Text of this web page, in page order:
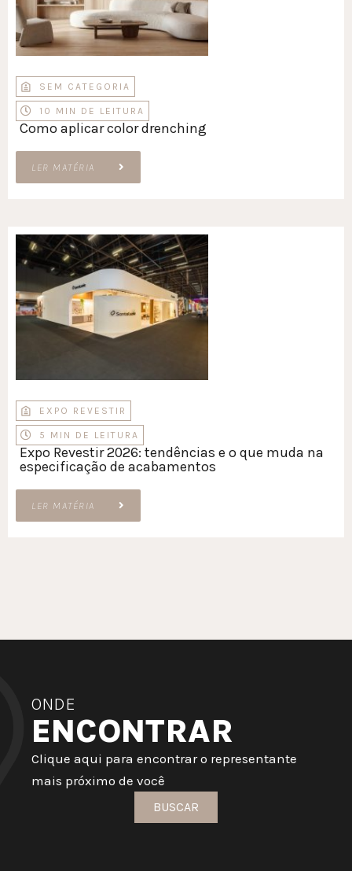
SEM CATEGORIA
10 MIN DE LEITURA
Como aplicar color drenching
LER MATÉRIA
EXPO REVESTIR
5 MIN DE LEITURA
Expo Revestir 2026: tendências e o que muda na
especificação de acabamentos
LER MATÉRIA
ONDE
ENCONTRAR
Clique aqui para encontrar o representante
mais próximo de você
BUSCAR